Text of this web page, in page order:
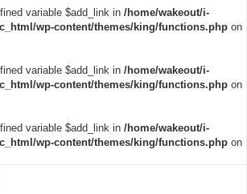
variable $add_link in /home/wakeout/i-
wp-content/themes/king/functions.php on
variable $add_link in /home/wakeout/i-
wp-content/themes/king/functions.php on
variable $add_link in /home/wakeout/i-
wp-content/themes/king/functions.php on